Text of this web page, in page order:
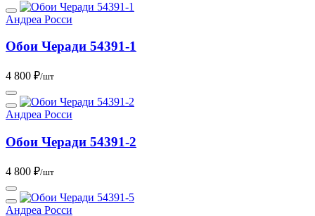
Андреа Росси
Обои Черади 54391-1
4 800 ₽/шт
Андреа Росси
Обои Черади 54391-2
4 800 ₽/шт
Андреа Росси